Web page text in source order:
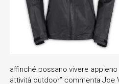
affinché possano vivere
attività outdoor” commenta Joe